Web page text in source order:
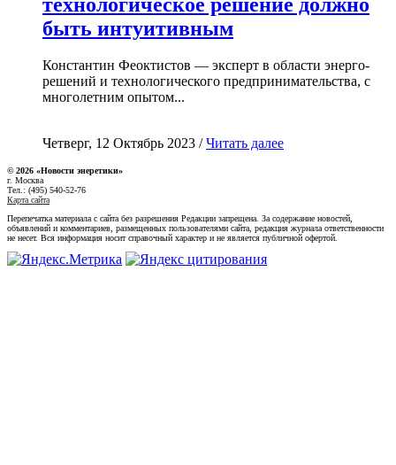
быть интуитивным
Константин Феоктистов — эксперт в области энерго-
решений и технологического предпринимательства, с
многолетним опытом...
Четверг, 12 Октябрь 2023 /Читать далее
© 2026 «Новости энеретики»
г. Москва
Тел.: (495) 540-52-76
Карта сайта
Перепечатка материала с сайта без разрешения Редакции запрещена. За содержание новостей,
объявлений и комментариев, размещенных пользователями сайта, редакция журнала ответственности
не несет. Вся информация носит справочный характер и не является публичной офертой.